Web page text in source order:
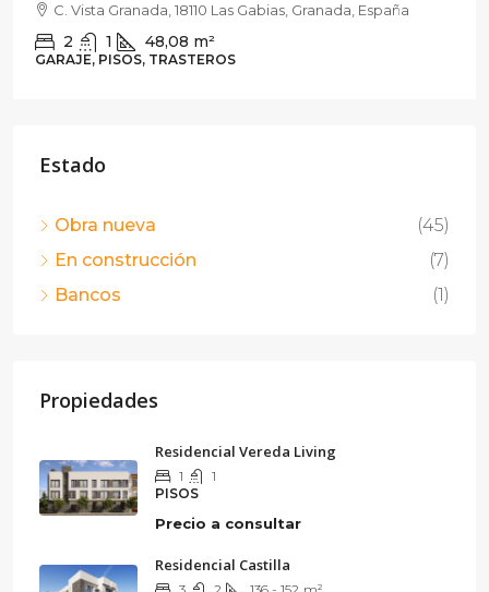
C. Vista Granada, 18110 Las Gabias, Granada, España
2 1 48,08 m²
GARAJE, PISOS, TRASTEROS
Estado
Obra nueva
(45)
En construcción
(7)
Bancos
(1)
Propiedades
Residencial Vereda Living
1
1
PISOS
Precio a consultar
Residencial Castilla